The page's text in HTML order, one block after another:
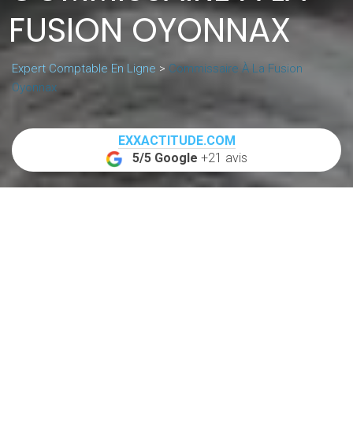
FUSION OYONNAX
Expert Comptable En Ligne > Commissaire À La Fusion
Oyonnax
EXXACTITUDE.COM
5/5 Google +21 avis